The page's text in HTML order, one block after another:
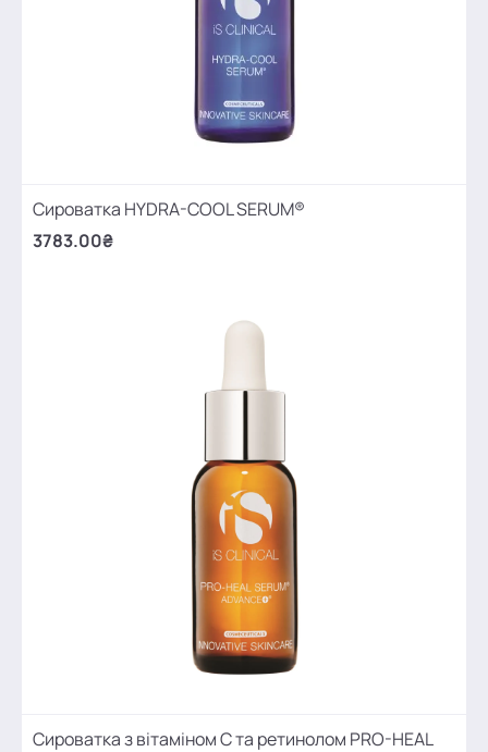
Сироватка HYDRA-COOL SERUM®
3783.00₴
Cироватка з вітаміном С та ретинолом PRO-HEAL